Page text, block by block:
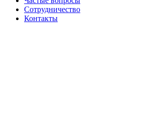
Сотрудничество
Контакты